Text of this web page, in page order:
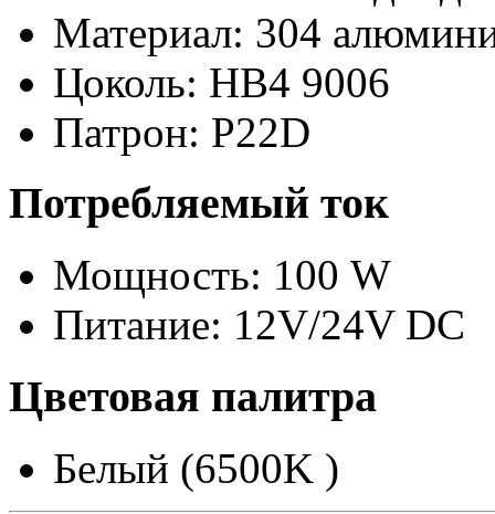
Материал: 304
Цоколь: HB4 9006
Патрон: P22D
Потребляемый ток
Мощность: 100 W
Питание: 12V/24V DC
Цветовая палитра
Белый (6500K )